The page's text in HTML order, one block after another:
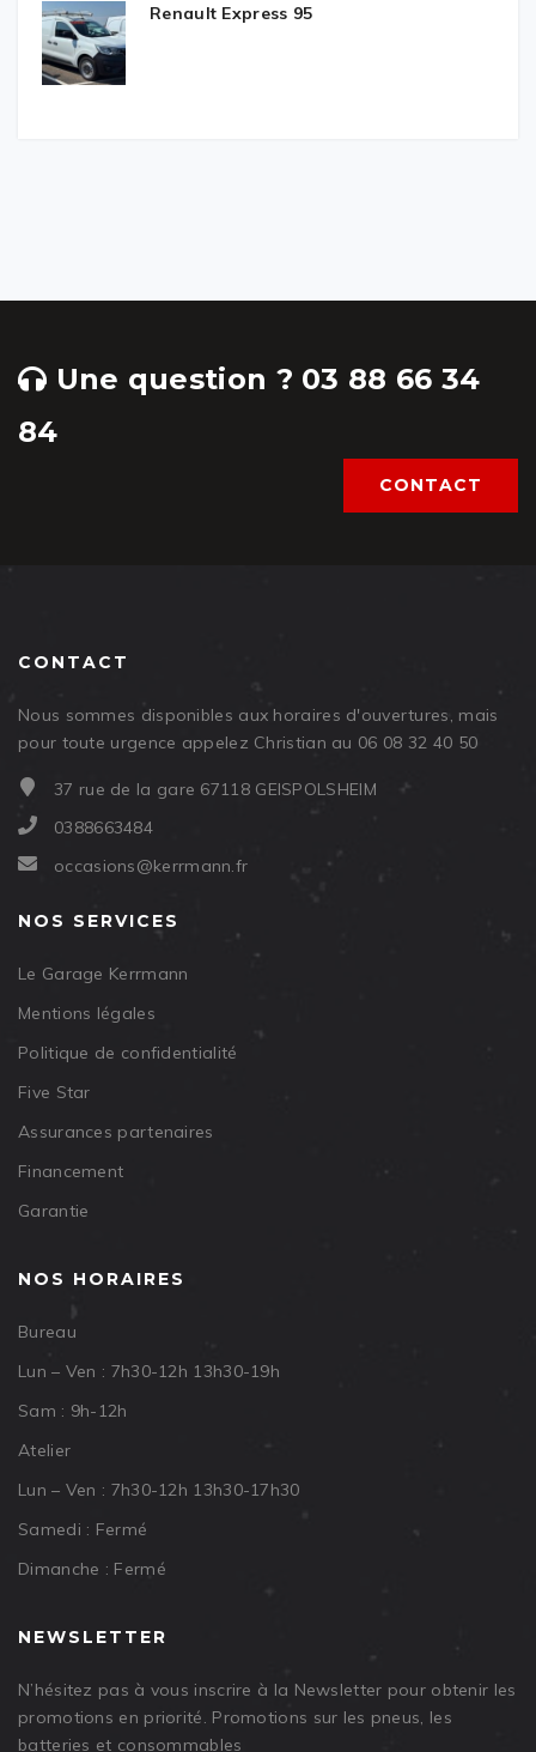
Renault Express 95
Une question ? 03 88 66 34
84
CONTACT
CONTACT
Nous sommes disponibles aux horaires d'ouvertures, mais
pour toute urgence appelez Christian au 06 08 32 40 50
37 rue de la gare 67118 GEISPOLSHEIM
0388663484
occasions@kerrmann.fr
NOS SERVICES
Le Garage Kerrmann
Mentions légales
Politique de confidentialité
Five Star
Assurances partenaires
Financement
Garantie
NOS HORAIRES
Bureau
Lun – Ven : 7h30-12h 13h30-19h
Sam : 9h-12h
Atelier
Lun – Ven : 7h30-12h 13h30-17h30
Samedi : Fermé
Dimanche : Fermé
NEWSLETTER
N’hésitez pas à vous inscrire à la Newsletter pour obtenir les
promotions en priorité. Promotions sur les pneus, les
batteries et consommables